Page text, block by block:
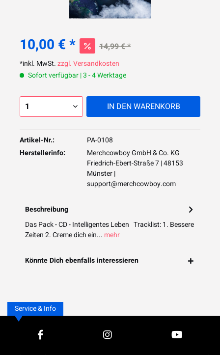
10,00 € * 14,99 € *
*inkl. MwSt.zzgl. Versandkosten
Sofort verfügbar | 3 - 4 Werktage
IN DEN WARENKORB
Artikel-Nr.:
PA-0108
Herstellerinfo:
Merchcowboy GmbH & Co. KG
Friedrich-Ebert-Straße 7 | 48153
Münster |
support@merchcowboy.com
Beschreibung
Das Pack - CD - Intelligentes Leben Tracklist: 1. Bessere
Zeiten 2. Creme dich ein... mehr
Könnte Dich ebenfalls interessieren
Service & Info